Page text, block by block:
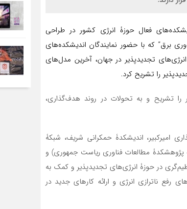
فعال حوزۀ انرژی کشور در طراحی
برق” که با حضور نمایندگان اندیشکده‌های
تجدیدپذیر در جهان، آخرین مدل‌های
را تشریح کرد.
را تشریح و به تحولات در روند هدف‌گذاری،
امیرکبیر، اندیشکدۀ حمکرانی شریف، شبکۀ
پژوهشکدۀ مطالعات فناوری ریاست جمهوری) و
در حوزۀ انرژی‌های تجدیدپذیر و کمک به
رفع ناترازی انرژی و ارائه کارهای جدید در